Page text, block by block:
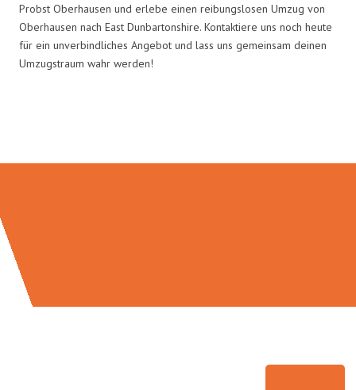
Probst Oberhausen und erlebe einen reibungslosen Umzug von
Oberhausen nach East Dunbartonshire. Kontaktiere uns noch heute
für ein unverbindliches Angebot und lass uns gemeinsam deinen
Umzugstraum wahr werden!